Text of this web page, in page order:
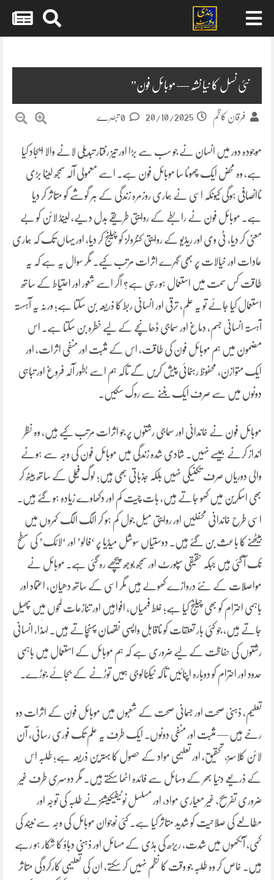
نئی نسل کا نیا نشہ — موبائل فون”
فرقان کاظم 20/10/2025
موجودہ دور میں انسان نے جو سب سے بڑا اور تیز رفتار تبدیلی لانے والا ایجاد کیا
ہے، وہ محض ایک چھوٹا سا موبائل فون ہے۔ اسے معمولی آلہ سمجھ لینا بڑی
ناانصافی ہوگی کیونکہ اسی نے ہماری روزمرہ زندگی کے ہر گوشے کو متاثر کر دیا
ہے۔ موبائل فون نے رابطے کے روایتی طریقے بدل دیے، لینڈ لائن کو بے
معنی کر دیا، ٹی وی اور ریڈیو کے روایتی کنٹرولز کو چیلنج کر دیا، اور یہاں تک کہ ہماری
عادات اور خیالات پر بھی گہرے اثرات مرتب کیے۔ مگر سوال یہ ہے کہ یہ
طاقت کس سمت میں استعمال ہو رہی ہے؟ اگر اسے شعور اور احتیاط کے ساتھ
استعمال کیا جائے تو یہ علم، ترقی اور انسانی ربط کا ذریعہ بن سکتا ہے؛ ورنہ یہ آہستہ
آہستہ انسانی جسم، دماغ اور سماجی ڈھانچے کے لیے خطرہ بن سکتا ہے۔ اس
مضمون میں ہم موبائل فون کی طاقت، اس کے مثبت اور منفی اثرات، اور
ایک متوازن، محفوظ رہنمائی پیش کریں گے تاکہ ہم اسے بطور آلہ فروغ اور تباہی
دونوں میں سے صرف ایک بننے سے روک سکیں۔
موبائل فون نے خاندانی اور سماجی رشتوں پر جو اثرات مرتب کیے ہیں، وہ نظر
انداز کرنے جیسے نہیں۔ شادی شدہ زندگی میں موبائل فون کی وجہ سے ہونے
والی دوریاں صرف تکنیکی نہیں بلکہ جذباتی بھی ہیں؛ لوگ فیملی کے ساتھ بیٹھ کر
بھی اسکرین میں کھو جاتے ہیں، بات چیت کم اور دکھاوے زیادہ ہو گئے ہیں۔
اسی طرح خاندانی محفلیں اور روایتی میل جول کم ہو کر الگ الگ کمروں میں
بیٹھنے کا باعث بن گئے ہیں۔ دوستیاں سوشل میڈیا پر ‘فالو’ اور ‘لائک’ کی سطح
تک آ گئی ہیں جبکہ حقیقی سپورٹ اور سمجھ بوجھ پیچھے رہ گئی ہے۔ موبائل نے
مواصلات کے نئے دروازے کھولے ہیں مگر اسی کے ساتھ دھیان، اعتماد اور
باہمی احترام کو بھی چیلنج کیا ہے؛ غلط فہمیاں، افواہیں اور تنازعات لمحوں میں پھیل
جاتے ہیں، جو کئی بار تعلقات کو ناقابل واپسی نقصان پہنچاتے ہیں۔ لہٰذا، انسانی
رشتوں کی حفاظت کے لیے ضروری ہے کہ ہم موبائل کے استعمال میں باہمی
حدود اور احترام کو دوبارہ اپنائیں تاکہ ٹیکنالوجی ہمیں توڑنے کے بجائے جوڑے۔
تعلیم، ذہنی صحت اور جسمانی صحت کے شعبوں میں موبائل فون کے اثرات دو
رخے ہیں — مثبت اور منفی دونوں۔ ایک طرف یہ علم تک فوری رسائی، آن
لائن کلاسز، تحقیق، اور تعلیمی مواد کے حصول کا بہترین ذریعہ ہے؛ طلبہ اس
کے ذریعے دنیا بھر کے وسائل سے فائدہ اٹھا سکتے ہیں۔ مگر دوسری طرف غیر
ضروری تفریح، غیر معیاری مواد، اور مسلسل نوٹیفیکیشنز نے طلبہ کی توجہ اور
مطالعے کی صلاحیت کو شدید متاثر کیا ہے۔ کئی نوجوان موبائل کی وجہ سے نیند کی
کمی، آنکھوں میں شدت، ریڑھ کی ہڈی کے مسائل اور ذہنی دباؤ کا شکار ہو رہے
ہیں۔ خاص کر وہ طلبہ جو وقت کا نظم نہیں کر سکتے، ان کی تعلیمی کارکردگی متاثر